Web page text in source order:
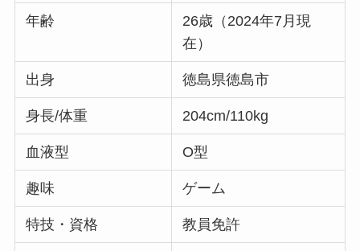
年齢
26歳（2024年7月現
在）
出身 徳島県徳島市
身長/体重 204cm/110kg
血液型 O型
趣味 ゲーム
特技・資格 教員免許